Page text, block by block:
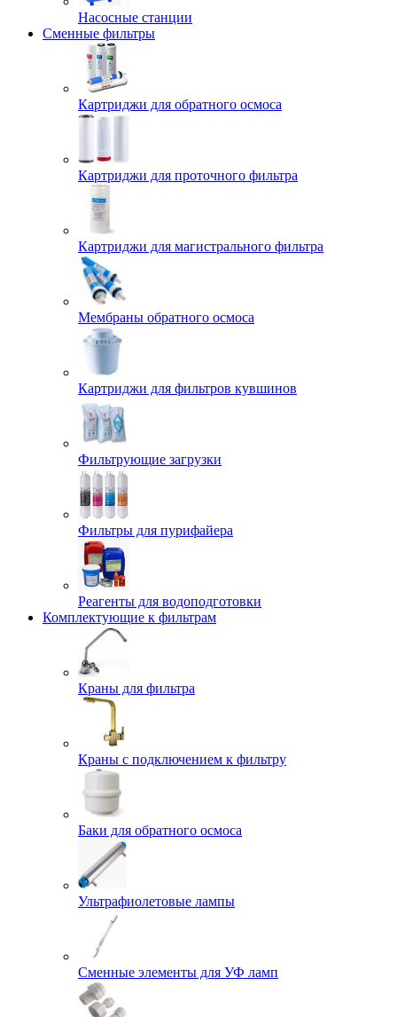
Насосные станции
Сменные фильтры
Картриджи для обратного осмоса
Картриджи для проточного фильтра
Картриджи для магистрального фильтра
Мембраны обратного осмоса
Картриджи для фильтров кувшинов
Фильтрующие загрузки
Фильтры для пурифайера
Реагенты для водоподготовки
Комплектующие к фильтрам
Краны для фильтра
Краны с подключением к фильтру
Баки для обратного осмоса
Ультрафиолетовые лампы
Сменные элементы для УФ ламп